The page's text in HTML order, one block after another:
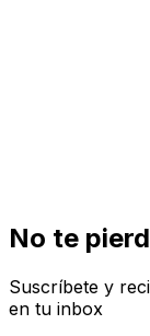
No te
Suscríbete y
en tu inbox